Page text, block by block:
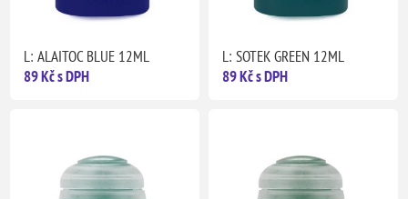
L: ALAITOC BLUE 12ML
89 Kč s DPH
L: SOTEK GREEN 12ML
89 Kč s DPH